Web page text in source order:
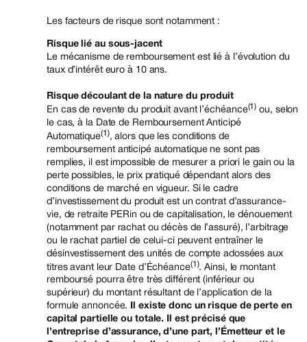
Les facteurs de risque sont notamment :
Risque lié au sous-jacent
Le mécanisme de remboursement est lié à l’évolution du
taux d’intérêt euro à 10 ans.
Risque découlant de la nature du produit
En cas de revente du produit avant l’échéance(1) ou, selon
le cas, à la Date de Remboursement Anticipé
Automatique(1), alors que les conditions de
remboursement anticipé automatique ne sont pas
remplies, il est impossible de mesurer a priori le gain ou la
perte possibles, le prix pratiqué dépendant alors des
conditions de marché en vigueur. Si le cadre
d’investissement du produit est un contrat d’assurance-
vie, de retraite PERin ou de capitalisation, le dénouement
(notamment par rachat ou décès de l’assuré), l’arbitrage
ou le rachat partiel de celui-ci peuvent entraîner le
désinvestissement des unités de compte adossées aux
titres avant leur Date d’Échéance(1). Ainsi, le montant
remboursé pourra être très différent (inférieur ou
supérieur) du montant résultant de l’application de la
formule annoncée.
Il existe donc un risque de perte en
capital partielle ou totale. Il est précisé que
l’entreprise d’assurance, d’une part, l’Émetteur et le